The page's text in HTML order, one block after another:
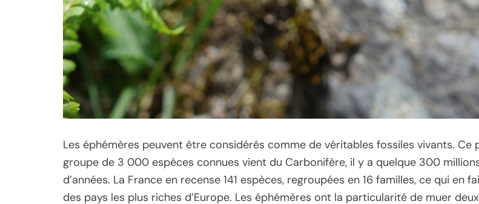
Les éphémères peuvent être considérés comme de véritables fossiles vivants. Ce
groupe de 3 000 espèces connues vient du Carbonifère, il y a quelque 300
d’années. La France en recense 141 espèces, regroupées en 16 familles, ce qui en
des pays les plus riches d’Europe. Les éphémères ont la particularité de muer